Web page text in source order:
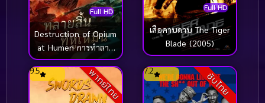
Full HD
Destruction of Opium
at Humen การทำลาย
ฝิ่นที่หูหมืน (2021)
Full HD
เสือคาบดาบ The Tiger
Blade (2005)
พากย์ไทย
9.5 ซับไทย
7.2